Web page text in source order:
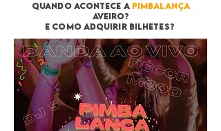
quando acontece a pimbalança
aveiro?
e como adquirir bilhetes?